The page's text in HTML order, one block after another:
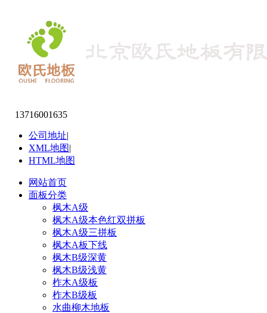
13716001635
公司地址|
XML地图|
HTML地图
网站首页
面板分类
枫木A级
枫木A级本色红双拼板
枫木A级三拼板
枫木A板下线
枫木B级深黄
枫木B级浅黄
柞木A级板
柞木B级板
水曲柳木地板